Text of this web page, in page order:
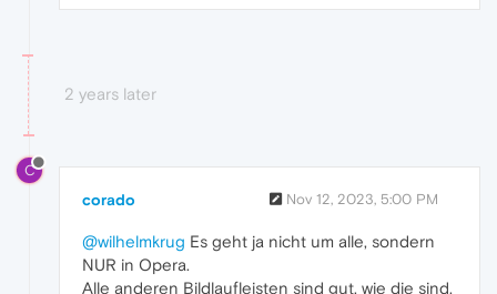
2 years later
C
corado Nov 12, 2023, 5:00 PM
@wilhelmkrug Es geht ja nicht um alle, sondern
NUR in Opera.
Alle anderen Bildlaufleisten sind gut, wie die sind.